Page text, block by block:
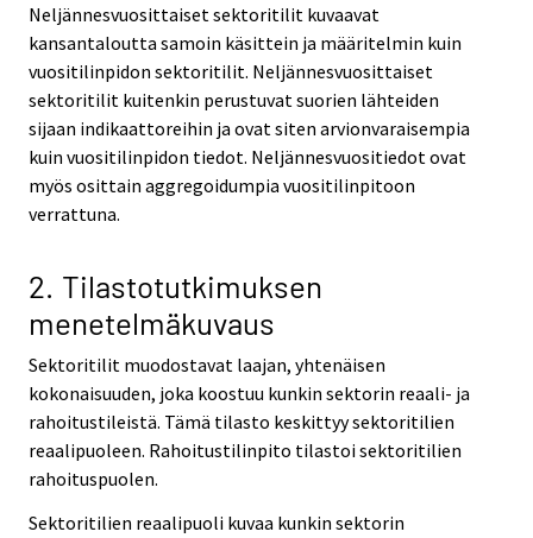
Neljännesvuosittaiset sektoritilit kuvaavat
kansantaloutta samoin käsittein ja määritelmin kuin
vuositilinpidon sektoritilit. Neljännesvuosittaiset
sektoritilit kuitenkin perustuvat suorien lähteiden
sijaan indikaattoreihin ja ovat siten arvionvaraisempia
kuin vuositilinpidon tiedot. Neljännesvuositiedot ovat
myös osittain aggregoidumpia vuositilinpitoon
verrattuna.
2. Tilastotutkimuksen
menetelmäkuvaus
Sektoritilit muodostavat laajan, yhtenäisen
kokonaisuuden, joka koostuu kunkin sektorin reaali- ja
rahoitustileistä. Tämä tilasto keskittyy sektoritilien
reaalipuoleen. Rahoitustilinpito tilastoi sektoritilien
rahoituspuolen.
Sektoritilien reaalipuoli kuvaa kunkin sektorin